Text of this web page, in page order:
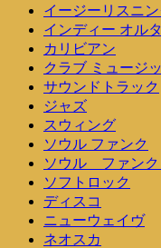
イージーリスニ
インディー オル
カリビアン
クラブ ミュージ
サウンドトラック
ジャズ
スウィング
ソウル ファンク
ソウル ファン
ソフトロック
ディスコ
ニューウェイヴ
ネオスカ